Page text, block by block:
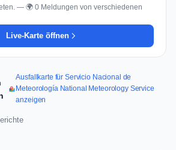
— 🌍 0 Meldungen von verschiedenen
Live-Karte öffnen
Ausfallkarte für Servicio Nacional de
Meteorología National Meteorology Service
anzeigen